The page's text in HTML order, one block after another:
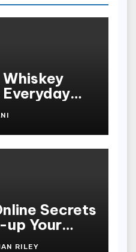
Everyday
Something
Secrets
up Your
RILEY